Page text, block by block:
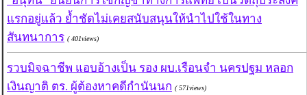
แรกอยู่แล้ว ย้ำชัดไม่เคยสนับสนุนให้นำไปใช้ในทาง
สันทนาการ ( 401views)
รวบมิจฉาชีพ แอบอ้างเป็น รอง ผบ.เรือนจำ นครปฐม หลอก
เงินญาติ ตร. ผู้ต้องหาคดีกำนันนก ( 571views)